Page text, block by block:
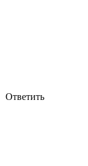
Ответить